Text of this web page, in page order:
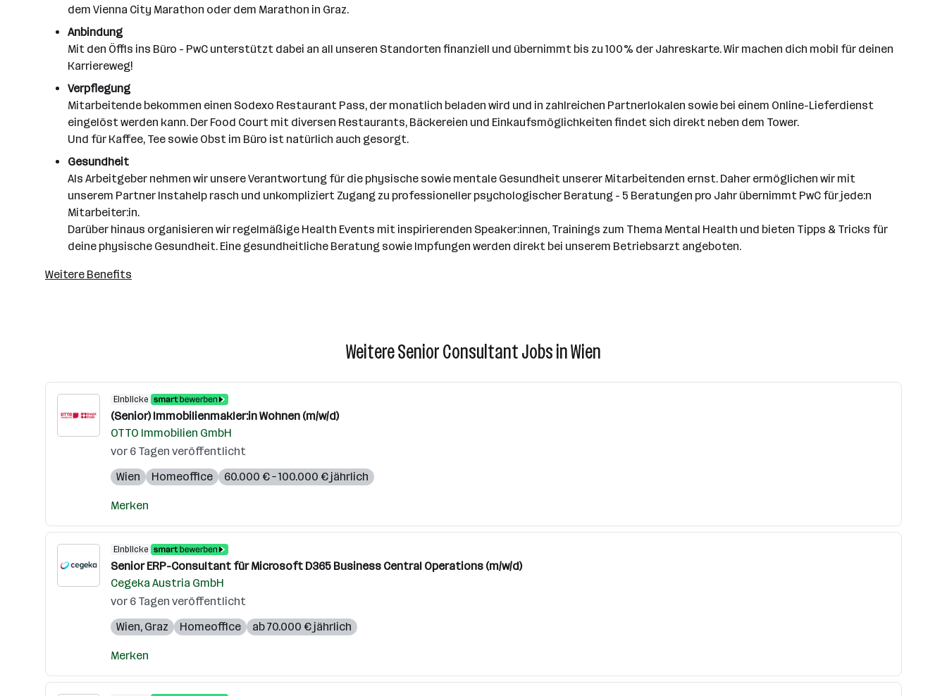
dem Vienna City Marathon oder dem Marathon in Graz.
Anbindung
Mit den Öffis ins Büro - PwC unterstützt dabei an all unseren Standorten finanziell und übernimmt bis zu 100% der Jahreskarte. Wir machen dich mobil für deinen
Karriereweg!
Verpflegung
Mitarbeitende bekommen einen Sodexo Restaurant Pass, der monatlich beladen wird und in zahlreichen Partnerlokalen sowie bei einem Online-Lieferdienst
eingelöst werden kann. Der Food Court mit diversen Restaurants, Bäckereien und Einkaufsmöglichkeiten findet sich direkt neben dem Tower.
Und für Kaffee, Tee sowie Obst im Büro ist natürlich auch gesorgt.
Gesundheit
Als Arbeitgeber nehmen wir unsere Verantwortung für die physische sowie mentale Gesundheit unserer Mitarbeitenden ernst. Daher ermöglichen wir mit
unserem Partner Instahelp rasch und unkompliziert Zugang zu professioneller psychologischer Beratung - 5 Beratungen pro Jahr übernimmt PwC für jede:n
Mitarbeiter:in.
Darüber hinaus organisieren wir regelmäßige Health Events mit inspirierenden Speaker:innen, Trainings zum Thema Mental Health und bieten Tipps & Tricks für
deine physische Gesundheit. Eine gesundheitliche Beratung sowie Impfungen werden direkt bei unserem Betriebsarzt angeboten.
Weitere Benefits
Weitere Senior Consultant Jobs in Wien
Einblicke
(Senior) Immobilienmakler:in Wohnen (m/w/d)
OTTO Immobilien GmbH
vor 6 Tagen veröffentlicht
Wien
Homeoffice 60.000 € – 100.000 € jährlich
Merken
Einblicke
Senior ERP-Consultant für Microsoft D365 Business Central Operations (m/w/d)
Cegeka Austria GmbH
vor 6 Tagen veröffentlicht
Wien, Graz Homeoffice ab 70.000 € jährlich
Merken